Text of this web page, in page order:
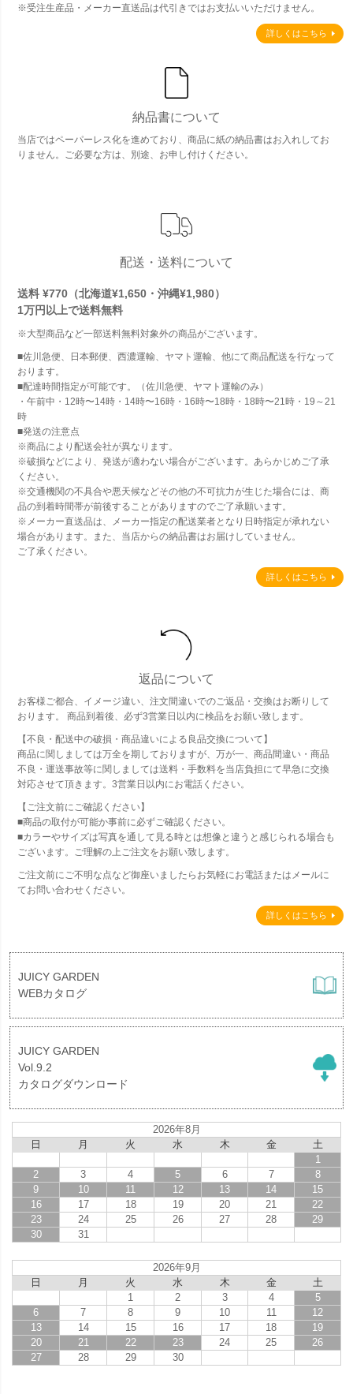
※受注生産品・メーカー直送品は代引きではお支払いいただけません。
詳しくはこちら
納品書について
当店ではペーパーレス化を進めており、商品に紙の納品書はお入れしてお
りません。ご必要な方は、別途、お申し付けください。
配送・送料について
送料 ¥770（北海道¥1,650・沖縄¥1,980）
1万円以上で送料無料
※大型商品など一部送料無料対象外の商品がございます。
■佐川急便、日本郵便、西濃運輸、ヤマト運輸、他にて商品配送を行なって
おります。
■配達時間指定が可能です。（佐川急便、ヤマト運輸のみ）
・午前中・12時〜14時・14時〜16時・16時〜18時・18時〜21時・19～21
時
■発送の注意点
※商品により配送会社が異なります。
※破損などにより、発送が適わない場合がございます。あらかじめご了承
ください。
※交通機関の不具合や悪天候などその他の不可抗力が生じた場合には、商
品の到着時間帯が前後することがありますのでご了承願います。
※メーカー直送品は、メーカー指定の配送業者となり日時指定が承れない
場合があります。また、当店からの納品書はお届けしていません。
ご了承ください。
詳しくはこちら
返品について
お客様ご都合、イメージ違い、注文間違いでのご返品・交換はお断りして
おります。 商品到着後、必ず3営業日以内に検品をお願い致します。
【不良・配送中の破損・商品違いによる良品交換について】
商品に関しましては万全を期しておりますが、万が一、商品間違い・商品
不良・運送事故等に関しましては送料・手数料を当店負担にて早急に交換
対応させて頂きます。3営業日以内にお電話ください。
【ご注文前にご確認ください】
■商品の取付が可能か事前に必ずご確認ください。
■カラーやサイズは写真を通して見る時とは想像と違うと感じられる場合も
ございます。ご理解の上ご注文をお願い致します。
ご注文前にご不明な点など御座いましたらお気軽にお電話またはメールに
てお問い合わせください。
詳しくはこちら
JUICY GARDEN
WEBカタログ
JUICY GARDEN
Vol.9.2
カタログダウンロード
2026年8月
日
月 火 水 木 金
土
1
2
3 4 5 6 7
8
9
10 11 12 13 14
15
16
17 18 19 20 21
22
23
24 25 26 27 28
29
30
31
2026年9月
日
月 火 水 木 金
土
1
2 3 4
5
6
7 8 9 10 11
12
13
14 15 16 17 18
19
20
21 22 23 24 25
26
27
28 29 30